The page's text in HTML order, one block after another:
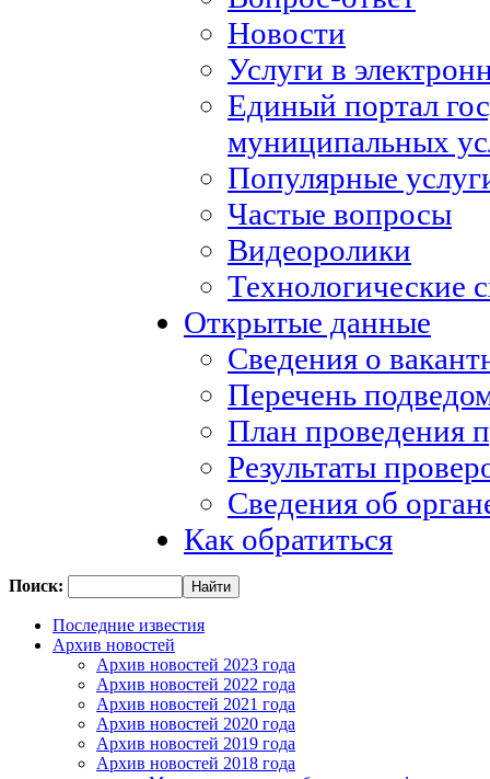
Новости
Услуги в
Единый портал
муниципальных
Популярные
Частые вопросы
Видеоролики
Технологические
Открытые данные
Сведения о
Перечень
План
Результаты
Сведения об
Как обратиться
Поиск:
Последние известия
Архив новостей
Архив новостей 2023 года
Архив новостей 2022 года
Архив новостей 2021 года
Архив новостей 2020 года
Архив новостей 2019 года
Архив новостей 2018 года